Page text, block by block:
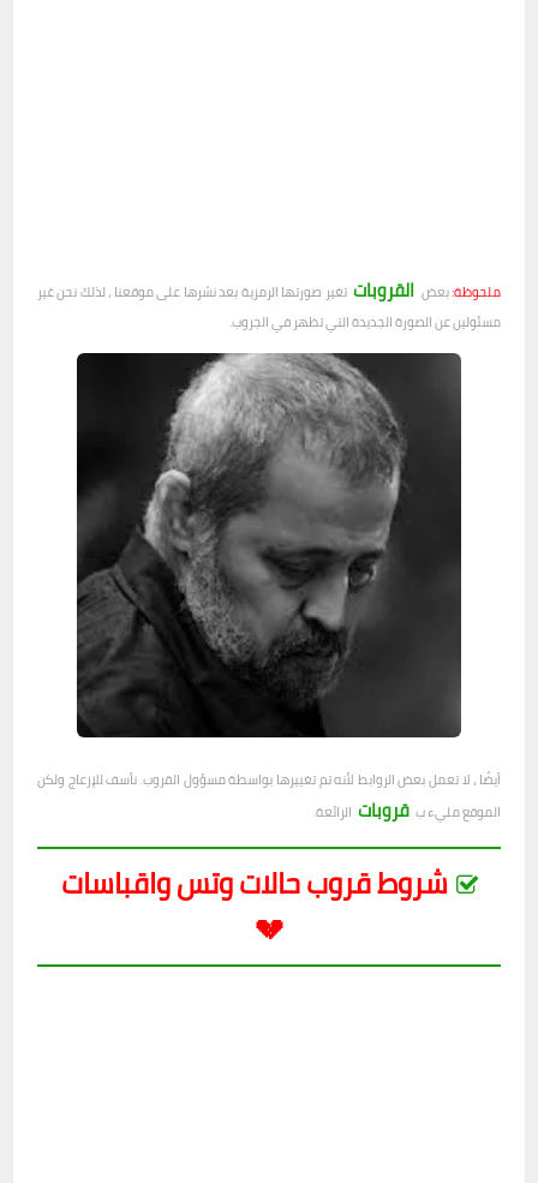
ملحوظة:بعض القروبات تغير صورتها الرمزية بعد نشرها على موقعنا ، لذلك نحن غير
مسئولين عن الصورة الجديدة التي تظهر في الجروب.
أيضًا ، لا تعمل بعض الروابط لأنه تم تغييرها بواسطة مسؤول القروب. نأسف للإزعاج ولكن
الموقع مليء ب قروبات الرائعة.
شروط قروب حالات وتس واقباسات
💔